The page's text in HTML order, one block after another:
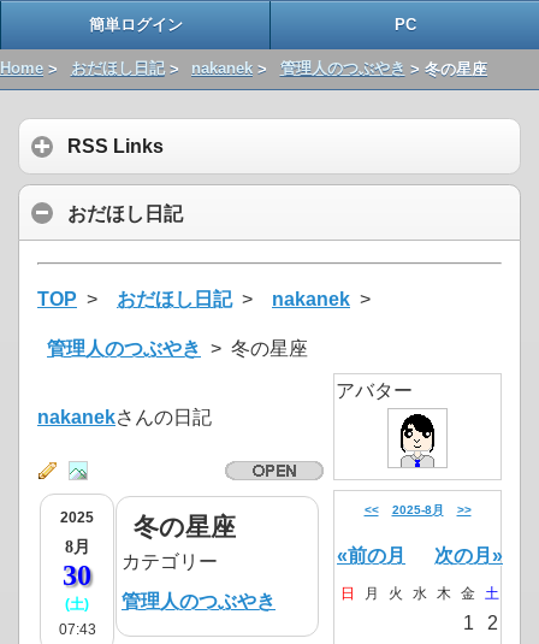
簡単ログイン PC
Home > おだほし日記> nakanek > 管理人のつぶやき > 冬の星座
RSS Links
おだほし日記
TOP > おだほし日記> nakanek >
管理人のつぶやき > 冬の星座
nakanekさんの日記
2025
8月
30
(土)
07:43
冬の星座
カテゴリー
管理人のつぶやき
アバター
<< 2025-8月 >>
«前の月 次の月»
日 月 火 水 木 金 土
1
2